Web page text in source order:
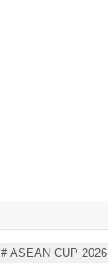
# ASEAN CUP 2026